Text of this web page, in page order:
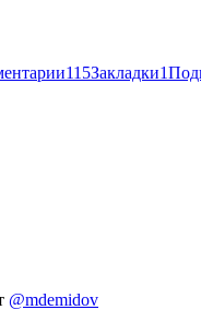
115Закладки1
@mdemidov